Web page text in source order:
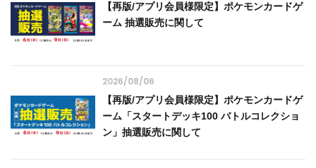
【再版/アプリ会員様限定】ポケモンカードゲ
ーム 抽選販売に関して
2026/08/06
【再版/アプリ会員様限定】ポケモンカードゲ
ーム「スタートデッキ100 バトルコレクショ
ン」抽選販売に関して